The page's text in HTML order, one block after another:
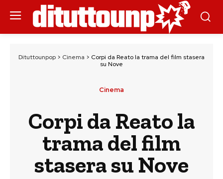
Dituttounpop > Cinema > Corpi da Reato la trama del film stasera
su Nove
Cinema
Corpi da Reato la
trama del film
stasera su Nove